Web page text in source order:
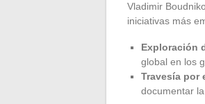
Vladimir
iniciativas más
Exploración
global en los
Travesía por
documentar